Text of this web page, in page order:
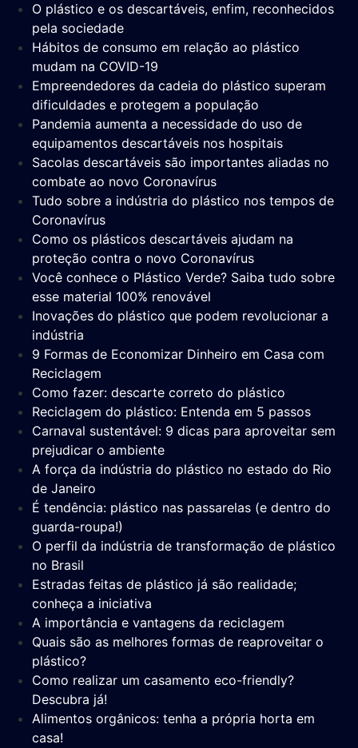
O plástico e os descartáveis, enfim, reconhecidos
pela sociedade
Hábitos de consumo em relação ao plástico
mudam na COVID-19
Empreendedores da cadeia do plástico superam
dificuldades e protegem a população
Pandemia aumenta a necessidade do uso de
equipamentos descartáveis nos hospitais
Sacolas descartáveis são importantes aliadas no
combate ao novo Coronavírus
Tudo sobre a indústria do plástico nos tempos de
Coronavírus
Como os plásticos descartáveis ajudam na
proteção contra o novo Coronavírus
Você conhece o Plástico Verde? Saiba tudo sobre
esse material 100% renovável
Inovações do plástico que podem revolucionar a
indústria
9 Formas de Economizar Dinheiro em Casa com
Reciclagem
Como fazer: descarte correto do plástico
Reciclagem do plástico: Entenda em 5 passos
Carnaval sustentável: 9 dicas para aproveitar sem
prejudicar o ambiente
A força da indústria do plástico no estado do Rio
de Janeiro
É tendência: plástico nas passarelas (e dentro do
guarda-roupa!)
O perfil da indústria de transformação de plástico
no Brasil
Estradas feitas de plástico já são realidade;
conheça a iniciativa
A importância e vantagens da reciclagem
Quais são as melhores formas de reaproveitar o
plástico?
Como realizar um casamento eco-friendly?
Descubra já!
Alimentos orgânicos: tenha a própria horta em
casa!